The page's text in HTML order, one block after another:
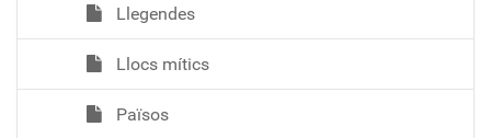
Llegendes
Llocs mítics
Països